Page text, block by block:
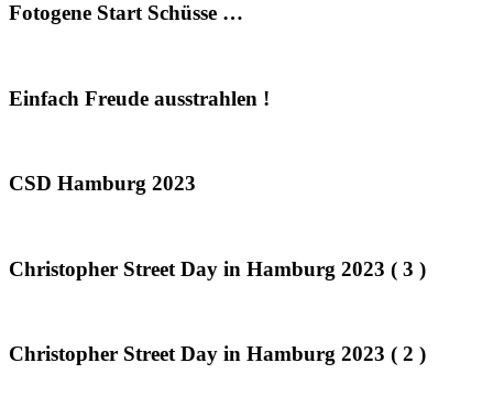
Fotogene Start Schüsse …
Einfach Freude ausstrahlen !
CSD Hamburg 2023
Christopher Street Day in Hamburg 2023 ( 3 )
Christopher Street Day in Hamburg 2023 ( 2 )